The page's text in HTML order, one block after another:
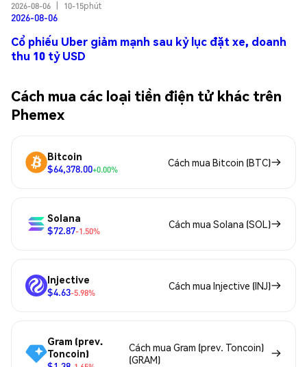
2026-08-06
10-15phút
2026-08-06
Cổ phiếu Uber giảm mạnh sau kỷ lục đặt xe, doanh
thu 10 tỷ USD
Cách mua các loại tiền điện tử khác trên
Phemex
Bitcoin
$64,378.00+0.00%
Cách mua Bitcoin (BTC)
Solana
$72.87-1.50%
Cách mua Solana (SOL)
Injective
$4.63-5.98%
Cách mua Injective (INJ)
Gram (prev.
Toncoin)
Cách mua Gram (prev. Toncoin)
(GRAM)